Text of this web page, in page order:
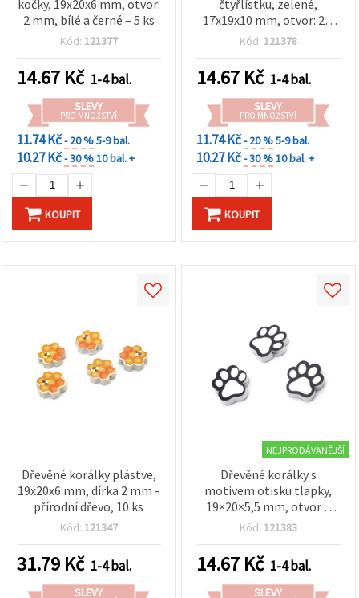
kočky, 19x20x6 mm, otvor:
2 mm, bílé a černé – 5 ks
Kód: 121377
14.67 Kč 1-4 bal.
SLEVY
PRO MNOŽSTVÍ
11.74 Kč- 20 %5-9 bal.
10.27 Kč- 30 %10 bal. +
KOUPIT
čtyřlístku, zelené,
17x19x10 mm, otvor: 2,5
mm – 5 ks
Kód: 121378
14.67 Kč 1-4 bal.
SLEVY
PRO MNOŽSTVÍ
11.74 Kč- 20 %5-9 bal.
10.27 Kč- 30 %10 bal. +
KOUPIT
Dřevěné korálky plástve,
19x20x6 mm, dírka 2 mm -
přírodní dřevo, 10 ks
Kód: 121347
31.79 Kč 1-4 bal.
SLEVY
NEJPRODÁVANĚJŠÍ
Dřevěné korálky s
motivem otisku tlapky,
19×20×5,5 mm, otvor 2
mm, bílá a černá – 5 ks
Kód: 121383
14.67 Kč 1-4 bal.
SLEVY